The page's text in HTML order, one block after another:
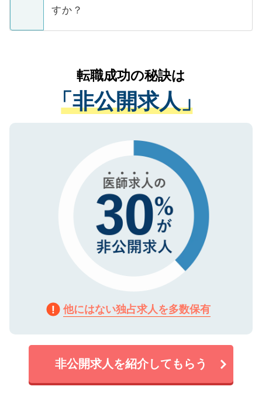
ています。
支援を目的に使用いたします。お預かりし
ているすべての個人データはご本人の許可
は、個人情報の取り扱いについての厳密な
管理基準を満たした事業者のみに付与され
る、プライバシーマークを取得済みです。
で、機密保持に関してもご安心ください。
すか？
かがいして、現在の医療機関の状況や紹介
経験をまじえながら、適切なアドバイスを
させていただきます。すぐにご転職をされ
ない方には、長期的なサポートが可能です
ので、まずはご登録ください。
転職成功の秘訣は
「非公開求人」
他にはない独占求人を多数保有
非公開求人を紹介してもらう